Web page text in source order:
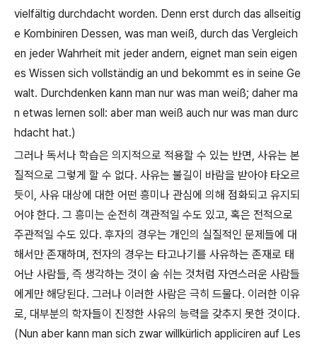
vielfältig durchdacht worden. Denn erst durch das allseitig
e Kombiniren Dessen, was man weiß, durch das Vergleich
en jeder Wahrheit mit jeder andern, eignet man sein eigen
es Wissen sich vollständig an und bekommt es in seine Ge
walt. Durchdenken kann man nur was man weiß; daher ma
n etwas lernen soll: aber man weiß auch nur was man durc
hdacht hat.)
그러나 독서나 학습은 의지적으로 적용할 수 있는 반면, 사유는 본
질적으로 그렇게 할 수 없다. 사유는 불길이 바람을 받아야 타오르
듯이 , 사유 대상에 대한 어떤 흥미나 관심에 의해 점화되고 유지되
어야 한다. 그 흥미는 순전히 객관적일 수도 있고, 혹은 전적으로
주관적일 수도 있다. 후자의 경우는 개인의 실질적인 문제들에 대
해서만 존재하며, 전자의 경우는 타고나기를 사유하는 존재로 태
어난 사람들, 즉 생각하는 것이 숨 쉬는 것처럼 자연스러운 사람들
에게만 해당된다. 그러나 이러한 사람은 극히 드물다. 이러한 이유
로, 대부분의 학자들이 진정한 사유의 능력을 갖추지 못한 것이다.
(Nun aber kann man sich zwar willkürlich appliciren auf Les